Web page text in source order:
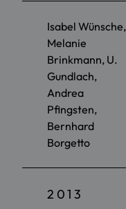
Isabel Wünsche,
Melanie
Brinkmann, U.
Gundlach,
Andrea
Pfingsten,
Bernhard
Borgetto
2013